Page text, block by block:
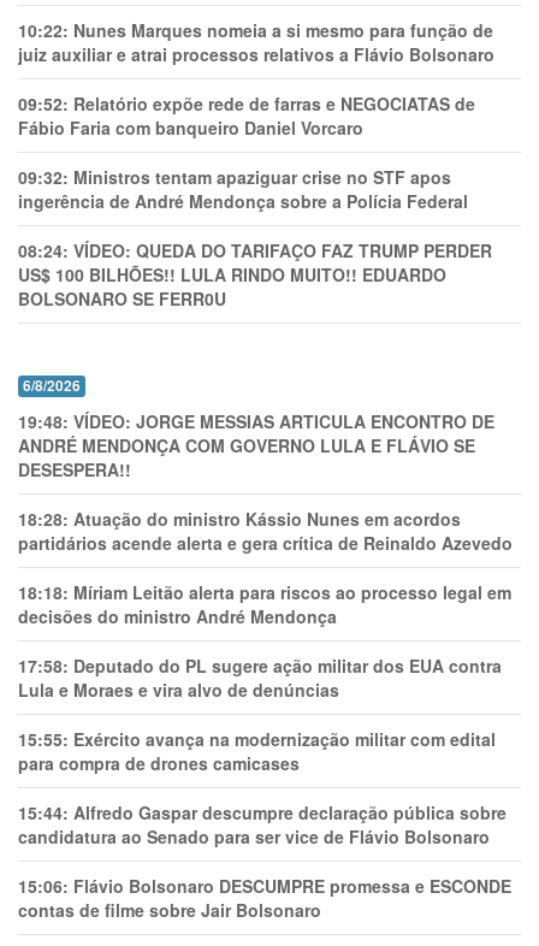
10:22: Nunes Marques nomeia a si mesmo para função de
juiz auxiliar e atrai processos relativos a Flávio Bolsonaro
09:52: Relatório expõe rede de farras e NEGOCIATAS de
Fábio Faria com banqueiro Daniel Vorcaro
09:32: Ministros tentam apaziguar crise no STF apos
ingerência de André Mendonça sobre a Polícia Federal
08:24: VÍDEO: QUEDA DO TARIFAÇO FAZ TRUMP PERDER
US$ 100 BILHÕES!! LULA RINDO MUITO!! EDUARDO
BOLSONARO SE FERR0U
6/8/2026
19:48: VÍDEO: JORGE MESSIAS ARTICULA ENCONTRO DE
ANDRÉ MENDONÇA COM GOVERNO LULA E FLÁVIO SE
DESESPERA!!
18:28: Atuação do ministro Kássio Nunes em acordos
partidários acende alerta e gera crítica de Reinaldo Azevedo
18:18: Míriam Leitão alerta para riscos ao processo legal em
decisões do ministro André Mendonça
17:58: Deputado do PL sugere ação militar dos EUA contra
Lula e Moraes e vira alvo de denúncias
15:55: Exército avança na modernização militar com edital
para compra de drones camicases
15:44: Alfredo Gaspar descumpre declaração pública sobre
candidatura ao Senado para ser vice de Flávio Bolsonaro
15:06: Flávio Bolsonaro DESCUMPRE promessa e ESCONDE
contas de filme sobre Jair Bolsonaro